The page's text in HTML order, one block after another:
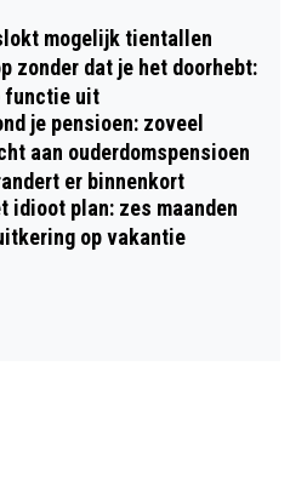
mogelijk tientallen
zonder dat je het doorhebt:
functie uit
je pensioen: zoveel
aan ouderdomspensioen
er binnenkort
idioot plan: zes maanden
op vakantie